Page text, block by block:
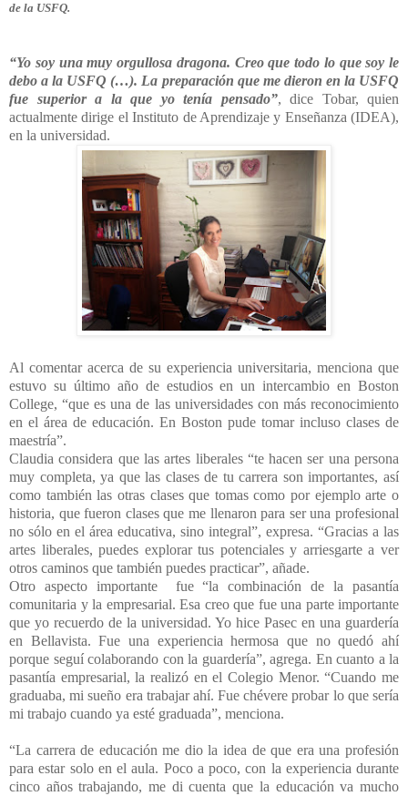
de la USFQ.
“Yo soy una muy orgullosa dragona. Creo que todo lo que soy le
debo a la USFQ (…). La preparación que me dieron en la USFQ
fue superior a la que yo tenía pensado”, dice Tobar, quien
actualmente dirige el Instituto de Aprendizaje y Enseñanza (IDEA),
en la universidad.
Al comentar acerca de su experiencia universitaria, menciona que
estuvo su último año de estudios en un intercambio en Boston
College, “que es una de las universidades con más reconocimiento
en el área de educación. En Boston pude tomar incluso clases de
maestría”.
Claudia considera que las artes liberales “te hacen ser una persona
muy completa, ya que las clases de tu carrera son importantes, así
como también las otras clases que tomas como por ejemplo arte o
historia, que fueron clases que me llenaron para ser una profesional
no sólo en el área educativa, sino integral”, expresa. “Gracias a las
artes liberales, puedes explorar tus potenciales y arriesgarte a ver
otros caminos que también puedes practicar”, añade.
Otro aspecto importante fue “la combinación de la pasantía
comunitaria y la empresarial. Esa creo que fue una parte importante
que yo recuerdo de la universidad. Yo hice Pasec en una guardería
en Bellavista. Fue una experiencia hermosa que no quedó ahí
porque seguí colaborando con la guardería”, agrega. En cuanto a la
pasantía empresarial, la realizó en el Colegio Menor. “Cuando me
graduaba, mi sueño era trabajar ahí. Fue chévere probar lo que sería
mi trabajo cuando ya esté graduada”, menciona.
“La carrera de educación me dio la idea de que era una profesión
para estar solo en el aula. Poco a poco, con la experiencia durante
cinco años trabajando, me di cuenta que la educación va mucho